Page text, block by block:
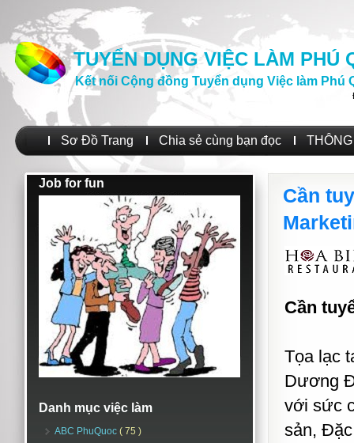
TUYỂN DỤNG VIỆC LÀM PHÚ
Kết nối Cộng đồng Tuyển dụng Việc làm Phú
Sơ Đồ Trang Chia sẻ cùng bạn đọc
Job for fun
Danh mục việc làm
ABC PhuQuoc ( 75 )
Cần
Cần
Tọa lạc
Dương
với sức
sản,